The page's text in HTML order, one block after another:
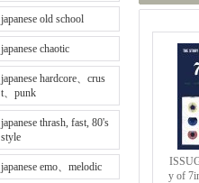
japanese old school
japanese chaotic
japanese hardcore、crus
t、punk
japanese thrash, fast, 80's
style
japanese emo、melodic
y of